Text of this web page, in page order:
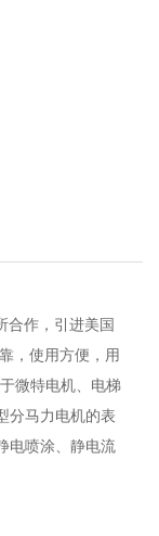
合作，引进美国
，使用方便，用
微特电机、电梯
分马力电机的表
电喷涂、静电流